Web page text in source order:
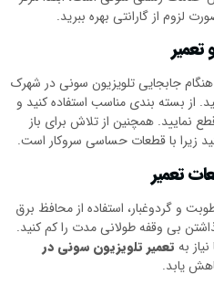
لزوم از گارانتی بهره ببرید.
جابجایی تلویزیون سونی در شهرک
بسته بندی مناسب استفاده کنید و
نمایید. همچنین از تلاش برای باز
زیرا با قطعات حساسی سروکار است.
تعمیر
و گردوغبار، استفاده از محافظ برق
بی وقفه طولانی مدت را کم کنید.
به تعمیر تلویزیون سونی در
یابد.